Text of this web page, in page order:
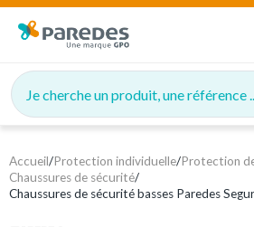
Je cherche un produit, une référence ...
Accueil/Protection individuelle/Protection
Chaussures de sécurité/
Chaussures de sécurité basses Paredes